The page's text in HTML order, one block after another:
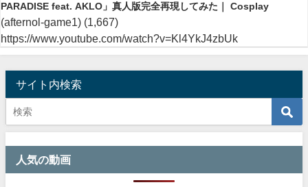
PARADISE feat. AKLO」真人版完全再現してみた｜ Cosplay
(afternol-game1) (1,667)
https://www.youtube.com/watch?v=Kl4YkJ4zbUk
サイト内検索
人気の動画